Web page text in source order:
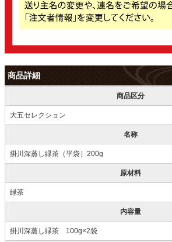
商品詳細
商品区分
大五セレクション
名称
掛川深蒸し緑茶（平袋）200g
原材料
緑茶
内容量
掛川深蒸し緑茶 100g×2袋